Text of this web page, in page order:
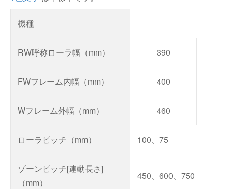
機種
RW呼称ローラ幅（mm） 390
FWフレーム内幅（mm） 400
Wフレーム外幅（mm） 460
ローラピッチ（mm） 100、75
ゾーンピッチ[連動長さ]
（mm）
450、600、750